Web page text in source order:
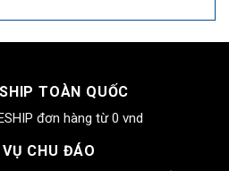
tại
là:
TOÀN QUỐC
đơn hàng từ 0 vnd
CHU ĐÁO